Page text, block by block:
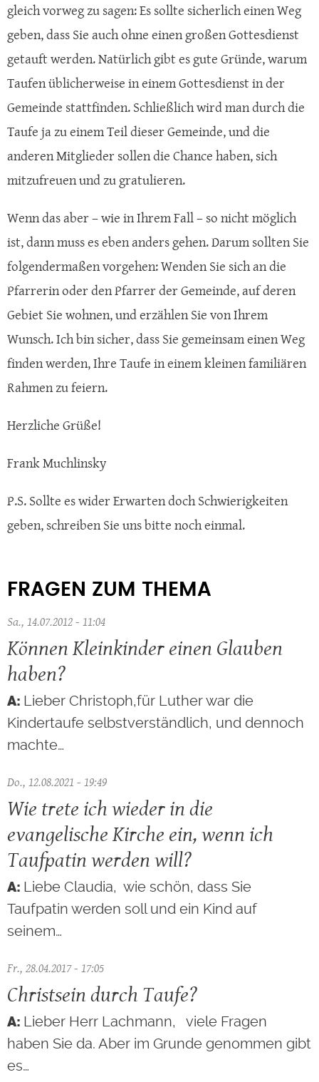
gleich vorweg zu sagen: Es sollte sicherlich einen Weg
geben, dass Sie auch ohne einen großen Gottesdienst
getauft werden. Natürlich gibt es gute Gründe, warum
Taufen üblicherweise in einem Gottesdienst in der
Gemeinde stattfinden. Schließlich wird man durch die
Taufe ja zu einem Teil dieser Gemeinde, und die
anderen Mitglieder sollen die Chance haben, sich
mitzufreuen und zu gratulieren.
Wenn das aber – wie in Ihrem Fall – so nicht möglich
ist, dann muss es eben anders gehen. Darum sollten Sie
folgendermaßen vorgehen: Wenden Sie sich an die
Pfarrerin oder den Pfarrer der Gemeinde, auf deren
Gebiet Sie wohnen, und erzählen Sie von Ihrem
Wunsch. Ich bin sicher, dass Sie gemeinsam einen Weg
finden werden, Ihre Taufe in einem kleinen familiären
Rahmen zu feiern.
Herzliche Grüße!
Frank Muchlinsky
P.S. Sollte es wider Erwarten doch Schwierigkeiten
geben, schreiben Sie uns bitte noch einmal.
FRAGEN ZUM THEMA
Sa., 14.07.2012 - 11:04
Können Kleinkinder einen Glauben
haben?
Lieber Christoph,für Luther war die
Kindertaufe selbstverständlich, und dennoch
machte…
Do., 12.08.2021 - 19:49
Wie trete ich wieder in die
evangelische Kirche ein, wenn ich
Taufpatin werden will?
Liebe Claudia, wie schön, dass Sie
Taufpatin werden soll und ein Kind auf
seinem…
Fr., 28.04.2017 - 17:05
Christsein durch Taufe?
Lieber Herr Lachmann, viele Fragen
haben Sie da. Aber im Grunde genommen gibt
es…